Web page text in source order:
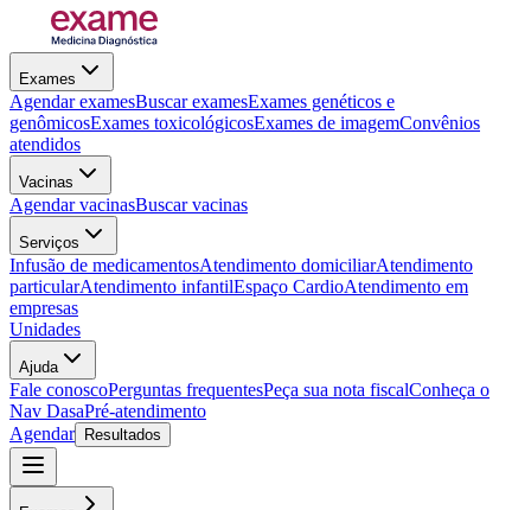
Exames
Agendar examesBuscar examesExames genéticos e
genômicosExames toxicológicosExames de imagemConvênios
atendidos
Vacinas
Agendar vacinasBuscar vacinas
Serviços
Infusão de medicamentosAtendimento domiciliarAtendimento
particularAtendimento infantilEspaço CardioAtendimento em
empresas
Unidades
Ajuda
Fale conoscoPerguntas frequentesPeça sua nota fiscalConheça o
Nav DasaPré-atendimento
Agendar
Resultados